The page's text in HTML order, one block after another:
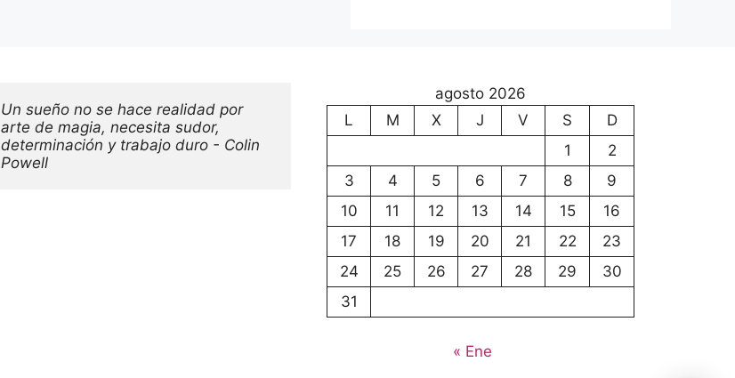
Un sueño no se hace realidad por
arte de magia, necesita sudor,
determinación y trabajo duro - Colin
Powell
agosto 2026
L
M X J V S
D
1
2
3
4 5 6 7 8
9
10
11 12 13 14 15
16
17
18 19 20 21 22
23
24
25 26 27 28 29
30
31
« Ene